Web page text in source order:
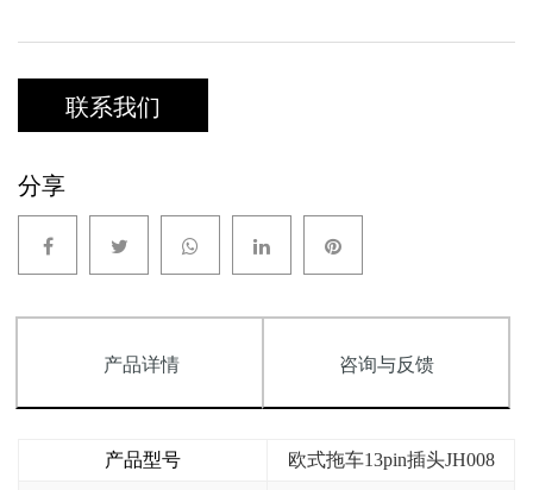
联系我们
分享
产品详情 咨询与反馈
产品型号 欧式拖车13pin插头JH008